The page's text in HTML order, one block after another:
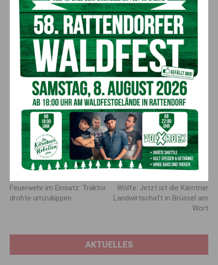
Feuerwehr im Einsatz: Traktor
drohte umzukippen
Wölfe: Jetzt ist die Kärntner
Landwirtschaft in Brüssel am
Wort
AKTUELLES